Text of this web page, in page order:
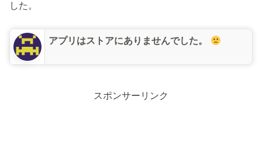
した。
アプリはストアにありませんでした。
スポンサーリンク